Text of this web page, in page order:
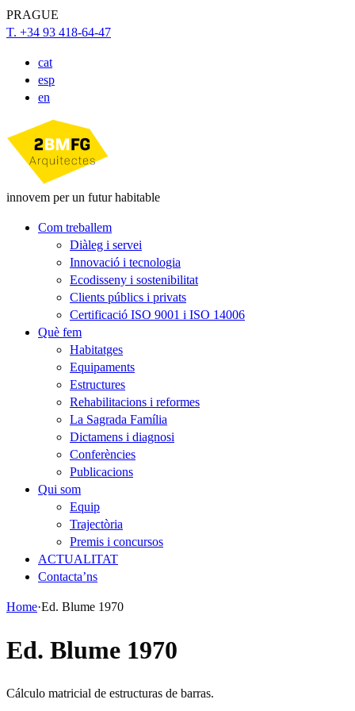
PRAGUE
T. +34 93 418-64-47
cat
esp
en
innovem per un futur habitable
Com treballem
Diàleg i servei
Innovació i tecnologia
Ecodisseny i sostenibilitat
Clients públics i privats
Certificació ISO 9001 i ISO 14006
Què fem
Habitatges
Equipaments
Estructures
Rehabilitacions i reformes
La Sagrada Família
Dictamens i diagnosi
Conferències
Publicacions
Qui som
Equip
Trajectòria
Premis i concursos
ACTUALITAT
Contacta’ns
Home·Ed. Blume 1970
Ed. Blume 1970
Cálculo matricial de estructuras de barras.